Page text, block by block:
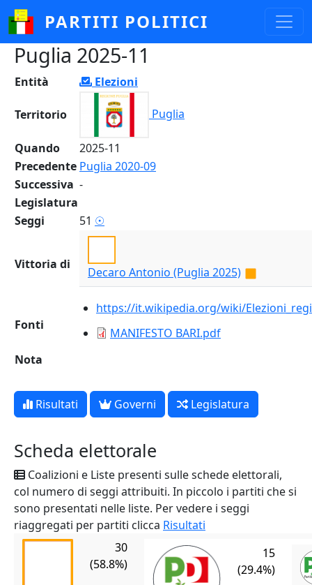
Salta al contenuto principale
PARTITI POLITICI
Puglia 2025-11
Entità Elezioni
Territorio Puglia
Quando
2025-11
Precedente Puglia 2020-09
Successiva -
Legislatura
Seggi
51 ☉
Vittoria di
Decaro Antonio (Puglia 2025)
Fonti
https://it.wikipedia.org/wiki/
MANIFESTO BARI.pdf
Nota
Risultati Governi Legislatura
Scheda elettorale
Coalizioni e Liste presenti sulle schede elettorali,
col numero di seggi attribuiti. In piccolo i partiti che si
sono presentati nelle liste. Per vedere i seggi
riaggregati per partiti clicca Risultati
30
(58.8%)
15
(29.4%)